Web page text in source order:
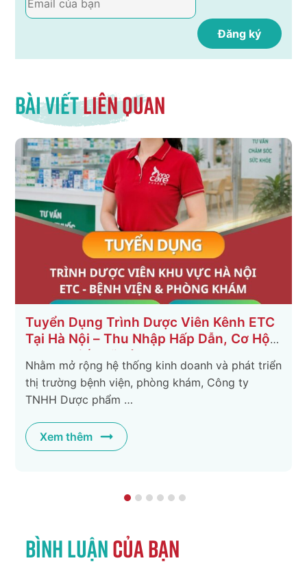
Bài viếtliên quan
Tuyển dụng nhân viên Thiết kế
Mô tả công việc Chịu trách nhiệm cho các phạm
vi công việc liên quan đến thiết kế như: bộ nhận
diện …
Xem thêm
Bình luậncủa bạn